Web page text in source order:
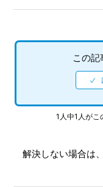
【PS4/北斗が如く
【PS4/北斗が如く
ンに反映されるのか
ように受け取るのか
この記
1人中1人がこ
解決しない場合は、